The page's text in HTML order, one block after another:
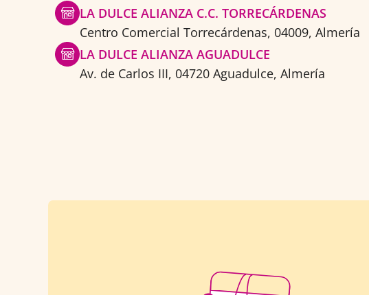
LA DULCE ALIANZA C.C. TORRECÁRDENAS​
Centro Comercial Torrecárdenas, 04009, Almería​
LA DULCE ALIANZA AGUADULCE
Av. de Carlos III, 04720 Aguadulce, Almería